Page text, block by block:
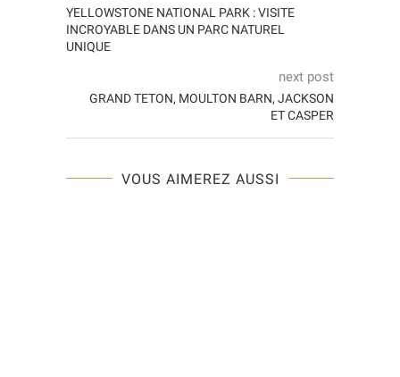
YELLOWSTONE NATIONAL PARK : VISITE
INCROYABLE DANS UN PARC NATUREL
UNIQUE
next post
GRAND TETON, MOULTON BARN, JACKSON
ET CASPER
VOUS AIMEREZ AUSSI